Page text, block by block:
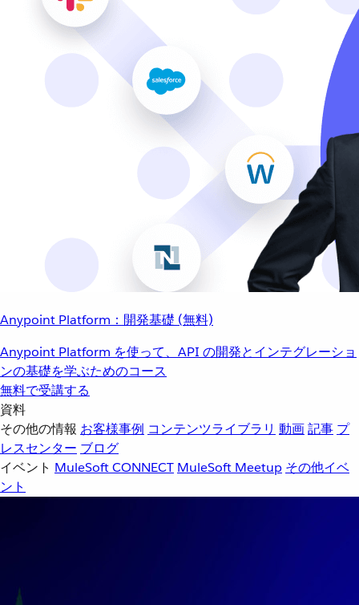
Anypoint Platform：開発基礎 (無料)
Anypoint Platform を使って、API の開発とインテグレーショ
ンの基礎を学ぶためのコース
無料で受講する
資料
その他の情報 お客様事例 コンテンツライブラリ 動画記事 プ
レスセンター ブログ
イベント MuleSoft CONNECT MuleSoft Meetup その他イベ
ント